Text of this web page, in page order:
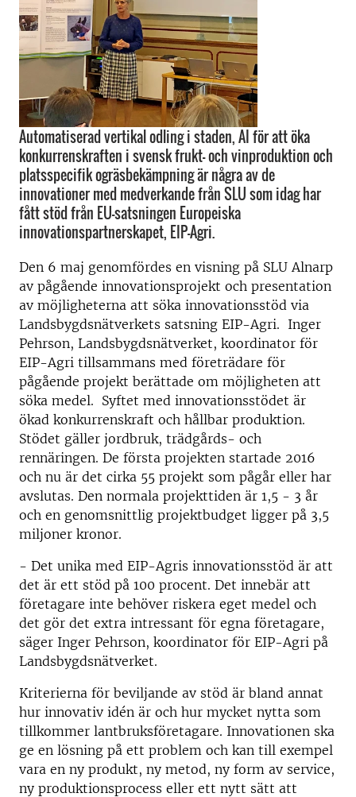
Automatiserad vertikal odling i staden, AI för att öka
konkurrenskraften i svensk frukt- och vinproduktion och
platsspecifik ogräsbekämpning är några av de
innovationer med medverkande från SLU som idag har
fått stöd från EU-satsningen Europeiska
innovationspartnerskapet, EIP-Agri.
Den 6 maj genomfördes en visning på SLU Alnarp
av pågående innovationsprojekt och presentation
av möjligheterna att söka innovationsstöd via
Landsbygdsnätverkets satsning EIP-Agri. Inger
Pehrson, Landsbygdsnätverket, koordinator för
EIP-Agri tillsammans med företrädare för
pågående projekt berättade om möjligheten att
söka medel. Syftet med innovationsstödet är
ökad konkurrenskraft och hållbar produktion.
Stödet gäller jordbruk, trädgårds- och
rennäringen. De första projekten startade 2016
och nu är det cirka 55 projekt som pågår eller har
avslutas. Den normala projekttiden är 1,5 - 3 år
och en genomsnittlig projektbudget ligger på 3,5
miljoner kronor.
- Det unika med EIP-Agris innovationsstöd är att
det är ett stöd på 100 procent. Det innebär att
företagare inte behöver riskera eget medel och
det gör det extra intressant för egna företagare,
säger Inger Pehrson, koordinator för EIP-Agri på
Landsbygdsnätverket.
Kriterierna för beviljande av stöd är bland annat
hur innovativ idén är och hur mycket nytta som
tillkommer lantbruksföretagare. Innovationen ska
ge en lösning på ett problem och kan till exempel
vara en ny produkt, ny metod, ny form av service,
ny produktionsprocess eller ett nytt sätt att